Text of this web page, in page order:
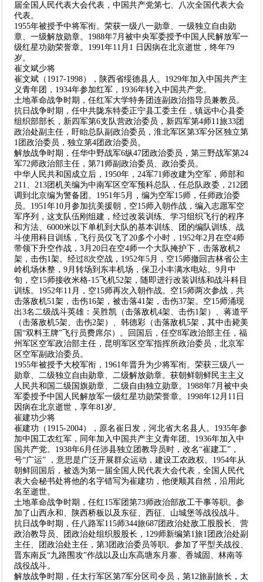
届全国人民代表大会代表，中国共产党第七、八次全国代表大会
代表。
1955年被授予中将军衔。荣获一级八一勋章、一级独立自由勋
章、一级解放勋章。1988年7月被中央军委授予中国人民解放军一
级红星功勋荣誉章。1991年11月1 日因病在北京逝世，终年79
岁。
崔文斌少将
崔文斌（1917-1998），陕西省绥德县人。1929年加入中国共产主
义青年团，1934年参加红军，1936年转入中国共产党。
土地革命战争时期，任红军大学特务团连副政治指导员兼教员。
抗日战争时期，任中共陇东特委正宁县工委主任，镇远中心县委
组织部部长，新四军第6支队营政治委员，新四军第4师11旅33团
政治处副主任，盱眙总队副政治委员，淮北军区第3军分区独立第
1团政治委员，独立第4团政治委员。
解放战争时期，任华中野战军6纵47团政治委员，第三野战军第24
军72师政治部主任，第71师副政治委员、政治委员。
中华人民共和国成立后，1950年，24军71师改建为空军，师部和
211、213团机关编为中南军区空军预科总队，任总队政委，212团
调到北京编为警备团。1951年5月，编为空军15师，任师政治委
员。1951年10月参加抗美援朝，空15师入朝作战，编入志愿军空
军序列，这支队伍刚组建，经过改装训练、学习组织飞行的程序
和方法、6000米以下单机到大队的基本训练、团的编队训练、战
斗使用科目训练，飞行员仅飞了20多个小时，1952年2月在空4师
带领下升空作战，3月20日在空4师一个大队掩护下，击落敌机2
架，击伤1架。经过8次空战，1952年5月，空15师撤回吉林省公主
岭机场休整，9月转场到东丰机场，保卫小丰满水电站。9月中
旬，空15师接收米格-15飞机52架，随即进行改装训练和战斗科目
训练。1952年11月，空15师再次入朝作战。空15师两次参战，共
击落敌机51架，击伤16架，被击落41架，击伤37架。空15师涌现
出3名二级战斗英雄：吴胜凯（击落敌机4架、击伤1架）、蒋道平
（击落敌机5架、击伤2架）、韩德彩（击落敌机5架，其中击毙美
国“双料王牌”飞行员费席尔）。回国后，任空8军政治部主任，福
州军区空军政治部主任，昆明军区空军指挥所政治委员，北京军
区空军副政治委员。
1955年被授予大校军衔，1961年晋升为少将军衔。荣获三级八一
勋章、二级独立自由勋章、二级解放勋章。获朝鲜朝鲜民主主义
人民共和国二级国旗勋章、二级自由独立勋章。1988年7月被中央
军委授予中国人民解放军一级红星功勋荣誉章。1998年12月11日
因病在北京逝世，享年81岁。
崔建功少将
崔建功（1915-2004），原名崔日发，河北省大名县人。1935年参
加中国工农红军，同年加入中国共产主义青年团。1936年加入中
国共产党。1938年6月任涉县独立团教导员时，改名“崔建工”，
号“广运” ，意思是广泛开展群众运动，建设工农政权。1954年从
朝鲜回国后，被选为第一届全国人民代表大会代表，全国人民代
表大会秘书处将他的名字错写为崔建功，他便顺其自然，沿用此
名至逝世。
土地革命战争时期，任红15军团第73师政治部敌工干事等职。参
加了山西永和、陕西桥板以及东征、西征、山城堡等战役战斗。
抗日战争时期，任八路军115师344旅687团政治处敌工股股长、营
政治教导员、团政治处组织股股长，129师新编第1旅1团政治处副
主任、团政治处主任，第3团政治委员等职。参加了平型关战役、
晋东南反“九路围攻”作战以及山东高塘东月寨、香城固、林南等
战役战斗。
解放战争时期，任太行军区第7军分区司令员，第12旅副旅长，太